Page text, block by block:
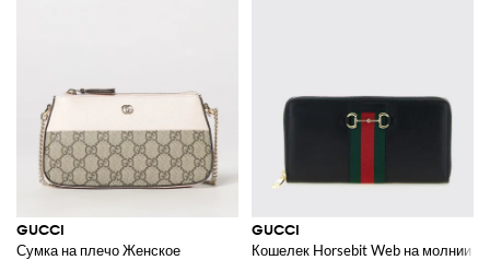
GUCCI
Сумка на плечо Женское
GUCCI
Кошелек Horsebit Web на молнии